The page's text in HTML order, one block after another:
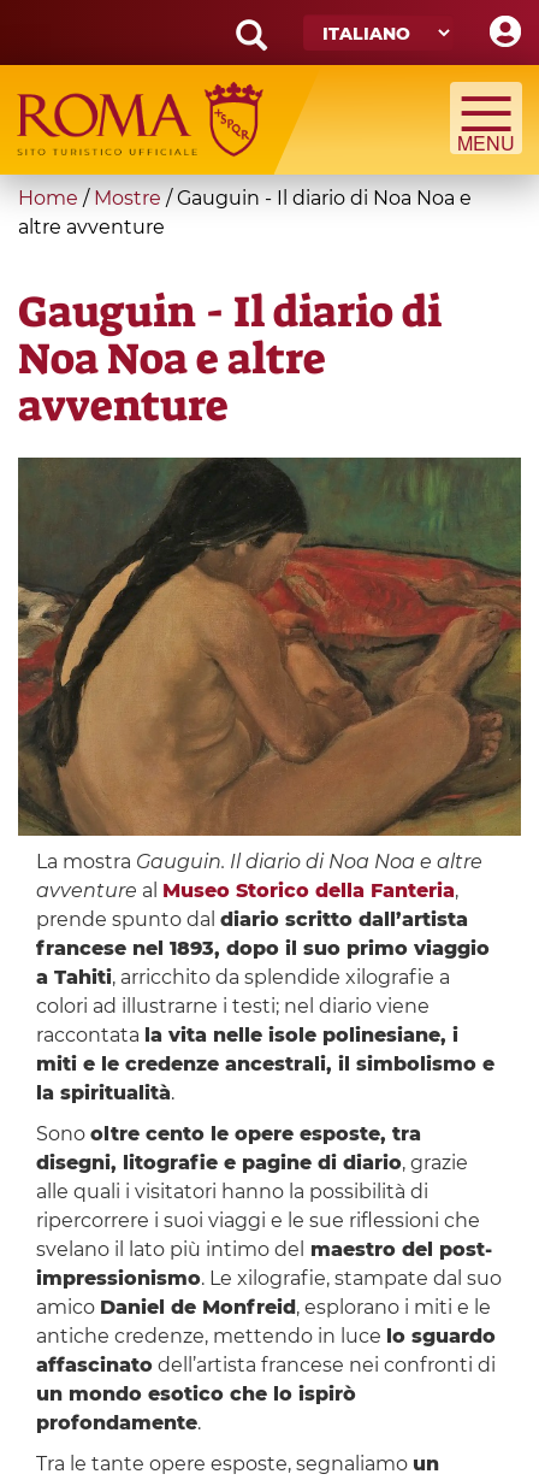
main
content
Search
form
Cerca
You
are
Home / Mostre /Gauguin - Il diario di Noa Noa e
altre avventure
Gauguin - Il diario di
Noa Noa e altre
avventure
La mostra Gauguin. Il diario di Noa Noa e altre
avventure al Museo Storico della Fanteria,
prende spunto dal diario scritto dall’artista
francese nel 1893, dopo il suo primo viaggio
a Tahiti, arricchito da splendide xilografie a
colori ad illustrarne i testi; nel diario viene
raccontata la vita nelle isole polinesiane, i
miti e le credenze ancestrali, il simbolismo e
la spiritualità.
Sono oltre cento le opere esposte, tra
disegni, litografie e pagine di diario, grazie
alle quali i visitatori hanno la possibilità di
ripercorrere i suoi viaggi e le sue riflessioni che
svelano il lato più intimo del maestro del post-
impressionismo. Le xilografie, stampate dal suo
amico Daniel de Monfreid , esplorano i miti e le
antiche credenze, mettendo in luce lo sguardo
affascinatodell’artista francese nei confronti di
un mondo esotico che lo ispirò
profondamente.
Tra le tante opere esposte, segnaliamo un